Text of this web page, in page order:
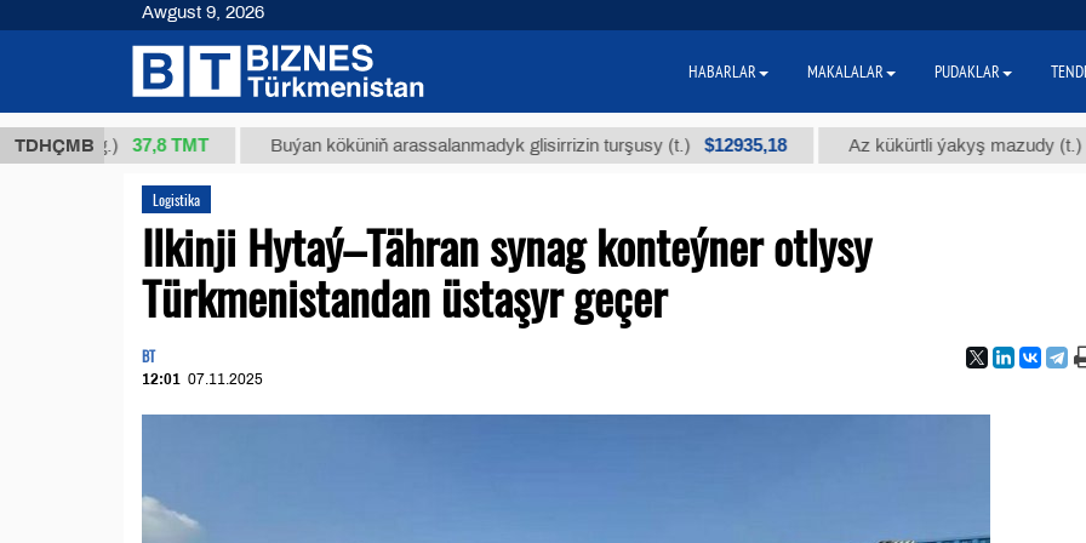
TDHÇMB
1 (kg.) 37,8 ТМТ Buýan köküniň arassalanmadyk glisirrizin turşusy (t.) $12935,18 Az kükürtli ýakyş mazudy (t.) $300
Logistika
Ilkinji Hytaý–Tähran synag konteýner otlysy
Türkmenistandan üstaşyr geçer
BT
12:01 07.11.2025
Awgust 9, 2026
HABARLAR MAKALALAR PUDAKLAR